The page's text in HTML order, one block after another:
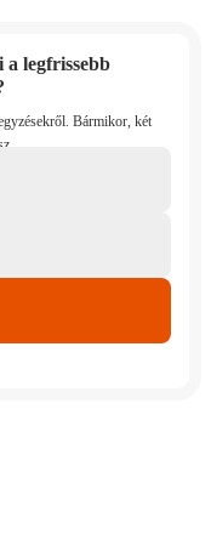
a legfrissebb